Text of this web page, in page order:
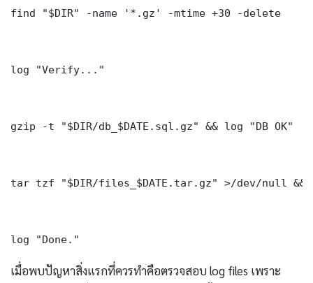
find "$DIR" -name '*.gz' -mtime +30 -delete
log "Verify..."
gzip -t "$DIR/db_$DATE.sql.gz" && log "DB OK"
tar tzf "$DIR/files_$DATE.tar.gz" >/dev/null &&
log "Done."
เมื่อพบปัญหาสิ่งแรกที่ควรทำคือตรวจสอบ log files เพราะ